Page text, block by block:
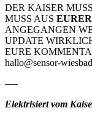
DER KAISER
MUSS AUS EURER
ANGEGANGEN
UPDATE
EURE
hallo@sensor-
—-
Elektrisiert vom